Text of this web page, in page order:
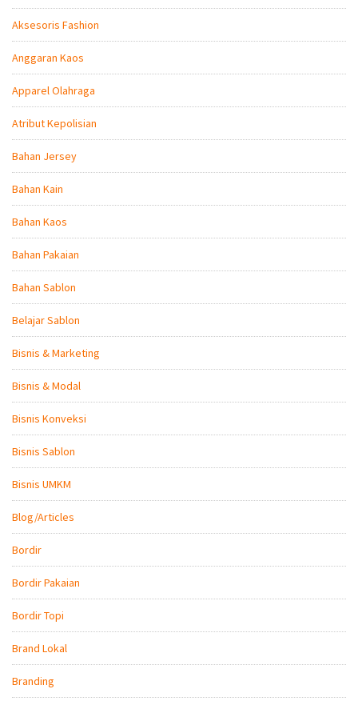
Aksesoris Fashion
Anggaran Kaos
Apparel Olahraga
Atribut Kepolisian
Bahan Jersey
Bahan Kain
Bahan Kaos
Bahan Pakaian
Bahan Sablon
Belajar Sablon
Bisnis & Marketing
Bisnis & Modal
Bisnis Konveksi
Bisnis Sablon
Bisnis UMKM
Blog/Articles
Bordir
Bordir Pakaian
Bordir Topi
Brand Lokal
Branding